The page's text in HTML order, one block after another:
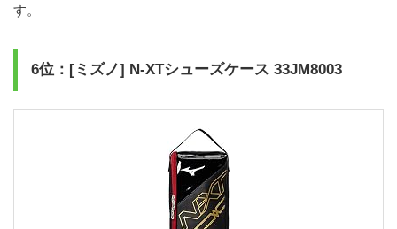
す。
6位：[ミズノ] N-XTシューズケース 33JM8003